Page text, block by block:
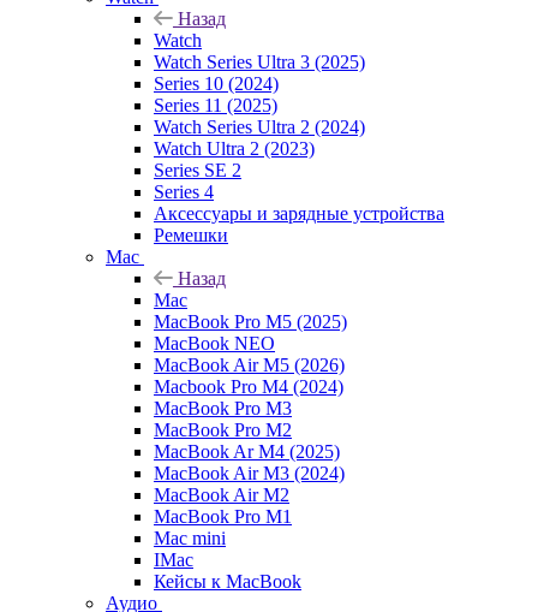
Назад
Watch
Watch Series Ultra 3 (2025)
Series 10 (2024)
Series 11 (2025)
Watch Series Ultra 2 (2024)
Watch Ultra 2 (2023)
Series SE 2
Series 4
Аксессуары и зарядные устройства
Ремешки
Mac
Назад
Mac
MacBook Pro M5 (2025)
MacBook NEO
MacBook Air M5 (2026)
Macbook Pro M4 (2024)
MacBook Pro M3
MacBook Pro M2
MacBook Ar M4 (2025)
MacBook Air M3 (2024)
MacBook Air M2
MacBook Pro M1
Mac mini
IMac
Кейсы к MacBook
Аудио